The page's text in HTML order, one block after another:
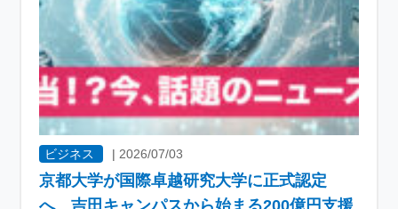
ビジネス |2026/07/03
京都大学が国際卓越研究大学に正式認定